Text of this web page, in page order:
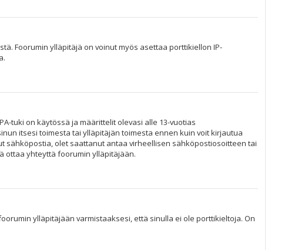
Foorumin ylläpitäjä on voinut myös asettaa porttikiellon IP-
tuki on käytössä ja määrittelit olevasi alle 13-vuotias
itsesi toimesta tai ylläpitäjän toimesta ennen kuin voit kirjautua
sähköpostia, olet saattanut antaa virheellisen sähköpostiosoitteen tai
ottaa yhteyttä foorumin ylläpitäjään.
ylläpitäjään varmistaaksesi, että sinulla ei ole porttikieltoja. On